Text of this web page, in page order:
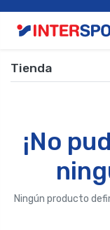
Tienda
¡No
Ningún producto